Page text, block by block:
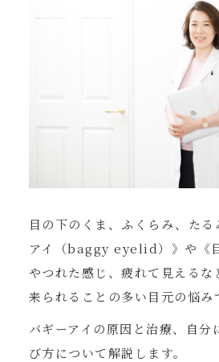
目の下のくま、ふくらみ、たる
アイ（baggy eyelid）》や《
やつれた感じ、疲れて見えるな
来られることの多い目元の悩み
バギーアイの原因と治療、自分
び方について解説します。